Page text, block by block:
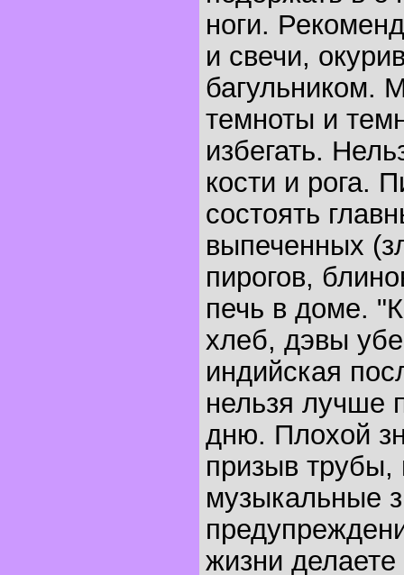
ноги.
и свечи,
багульником.
темноты и
избегать.
кости и рога.
состоять
выпеченных
пирогов,
печь в доме.
хлеб, дэвы
индийская
нельзя лучше
дню. Плохой
призыв
музыкальные
жизни